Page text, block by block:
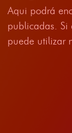
Aqui podrá
publicadas. Si
puede utilizar